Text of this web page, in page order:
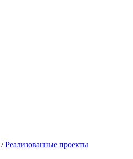
/Реализованные проекты